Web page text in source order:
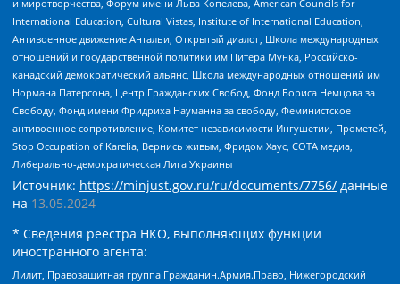
и миротворчества, Форум имени Льва Копелева, American Councils for
International Education, Cultural Vistas, Institute of International Education,
Антивоенное движение Антальи, Открытый диалог, Школа международных
отношений и государственной политики им Питера Мунка, Российско-
канадский демократический альянс, Школа международных отношений им
Нормана Патерсона, Центр Гражданских Свобод, Фонд Бориса Немцова за
Свободу, Фонд имени Фридриха Науманна за свободу, Феминистское
антивоенное сопротивление, Комитет независимости Ингушетии, Прометей,
Stop Occupation of Karelia, Вернись живым, Фридом Хаус, СОТА медиа,
Либерально-демократическая Лига Украины
Источник: https://minjust.gov.ru/ru/documents/7756/ данные
на 13.05.2024
* Сведения реестра НКО, выполняющих функции
иностранного агента:
Лилит, Правозащитная группа Гражданин.Армия.Право, Нижегородский